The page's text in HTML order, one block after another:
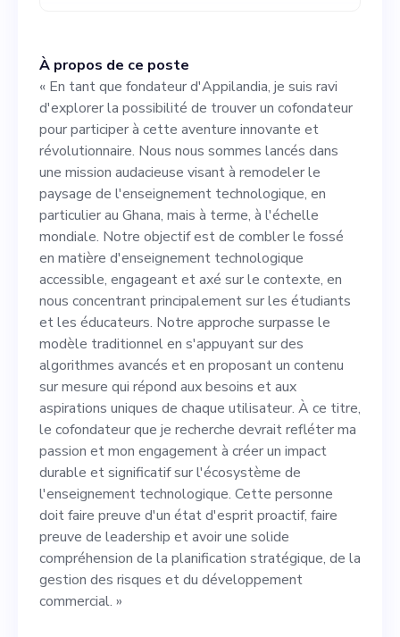
fossé en matière
d'enseignement
technologique accessible,
engageant et axé sur le
contexte, en nous
concentrant principalement
sur les étudiants et les
éducateurs. Notre approche
surpasse le modèle
traditionnel en s'appuyant
sur des algorithmes avancés
et en proposant un contenu
sur mesure qui répond aux
besoins et aux aspirations
uniques de chaque
utilisateur. À ce titre, le
cofondateur que je recherche
À propos de ce poste
« En tant que fondateur d'Appilandia, je suis ravi
d'explorer la possibilité de trouver un cofondateur
pour participer à cette aventure innovante et
révolutionnaire. Nous nous sommes lancés dans
une mission audacieuse visant à remodeler le
paysage de l'enseignement technologique, en
particulier au Ghana, mais à terme, à l'échelle
mondiale. Notre objectif est de combler le fossé
en matière d'enseignement technologique
accessible, engageant et axé sur le contexte, en
nous concentrant principalement sur les étudiants
et les éducateurs. Notre approche surpasse le
modèle traditionnel en s'appuyant sur des
algorithmes avancés et en proposant un contenu
sur mesure qui répond aux besoins et aux
aspirations uniques de chaque utilisateur. À ce titre,
le cofondateur que je recherche devrait refléter ma
passion et mon engagement à créer un impact
durable et significatif sur l'écosystème de
l'enseignement technologique. Cette personne
doit faire preuve d'un état d'esprit proactif, faire
preuve de leadership et avoir une solide
compréhension de la planification stratégique, de la
gestion des risques et du développement
commercial. »